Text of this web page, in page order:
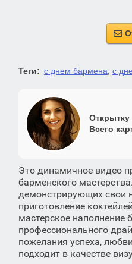

Теги: с днем бармена с
Открытку
Всего
Это динамичное видео
барменского
демонстрирующих свои
приготовление
мастерское наполнение
профессионального
пожелания успеха,
подходит в качестве